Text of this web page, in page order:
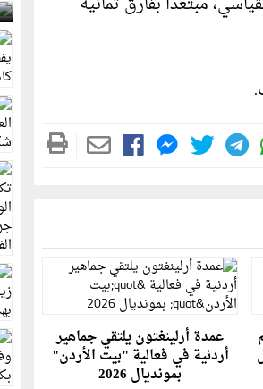
عمدة أرلينغتون يلتقي جماهير
أردنية في فعالية "بيت الأردن"
بمونديال 2026